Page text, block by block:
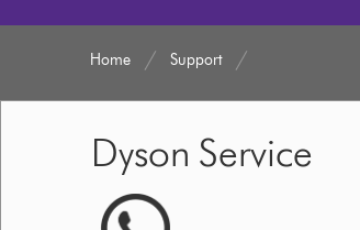
Home Support
Dyson Service